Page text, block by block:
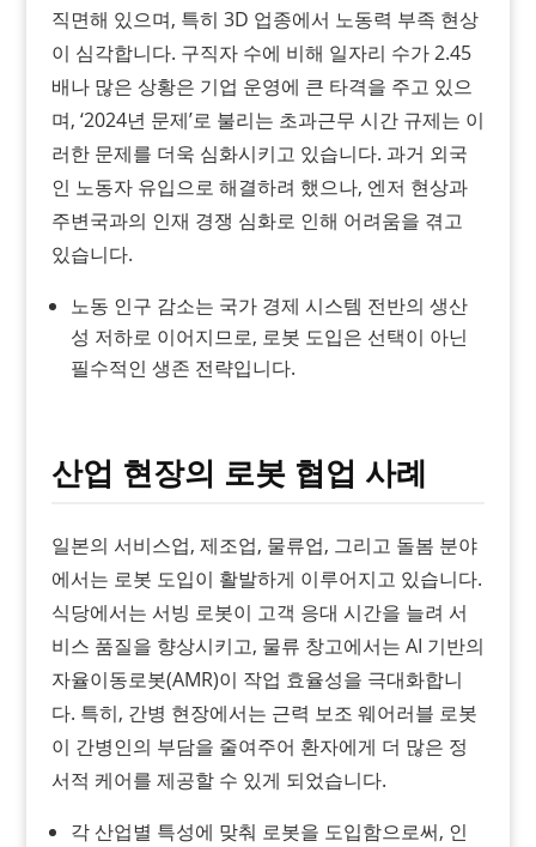
직면해 있으며, 특히 3D 업종에서 노동력 부족 현상
이 심각합니다. 구직자 수에 비해 일자리 수가 2.45
배나 많은 상황은 기업 운영에 큰 타격을 주고 있으
며, ‘2024년 문제’로 불리는 초과근무 시간 규제는 이
러한 문제를 더욱 심화시키고 있습니다. 과거 외국
인 노동자 유입으로 해결하려 했으나, 엔저 현상과
주변국과의 인재 경쟁 심화로 인해 어려움을 겪고
있습니다.
노동 인구 감소는 국가 경제 시스템 전반의 생산
성 저하로 이어지므로, 로봇 도입은 선택이 아닌
필수적인 생존 전략입니다.
산업 현장의 로봇 협업 사례
일본의 서비스업, 제조업, 물류업, 그리고 돌봄 분야
에서는 로봇 도입이 활발하게 이루어지고 있습니다.
식당에서는 서빙 로봇이 고객 응대 시간을 늘려 서
비스 품질을 향상시키고, 물류 창고에서는 AI 기반의
자율이동로봇(AMR)이 작업 효율성을 극대화합니
다. 특히, 간병 현장에서는 근력 보조 웨어러블 로봇
이 간병인의 부담을 줄여주어 환자에게 더 많은 정
서적 케어를 제공할 수 있게 되었습니다.
각 산업별 특성에 맞춰 로봇을 도입함으로써, 인